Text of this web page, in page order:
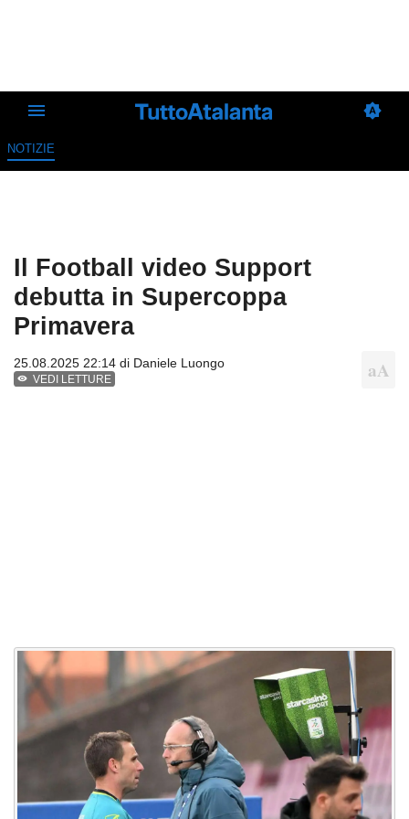
NOTIZIE
Il Football video Support
debutta in Supercoppa
Primavera
25.08.2025 22:14 di Daniele Luongo
VEDI LETTURE